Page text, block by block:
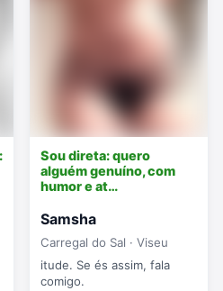
Sou direta: quero
alguém genuíno, com
humor e at…
Samsha
Carregal do Sal · Viseu
itude. Se és assim, fala
comigo.